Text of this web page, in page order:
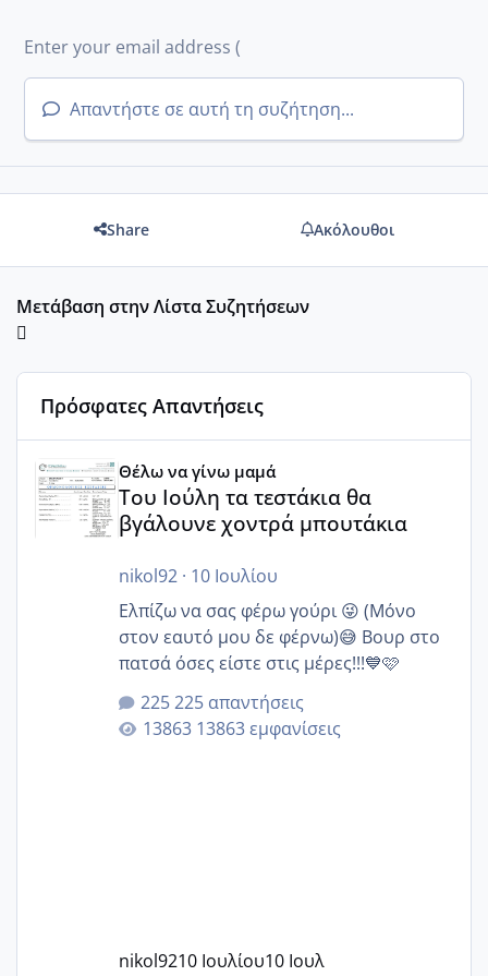
Απαντήστε σε αυτή τη συζήτηση...
Share Ακόλουθοι
Μετάβαση στην Λίστα Συζητήσεων
Πρόσφατες Απαντήσεις
Θέλω να γίνω μαμά
Του Ιούλη τα τεστάκια θα
βγάλουνε χοντρά μπουτάκια
nikol92· 10 Ιουλίου
Ελπίζω να σας φέρω γούρι 😜 (Μόνο
στον εαυτό μου δε φέρνω)😅 Βουρ στο
πατσά όσες είστε στις μέρες!!!💙🩷
225 απαντήσεις
13863 εμφανίσεις
nikol9210 Ιουλίου10 Ιουλ